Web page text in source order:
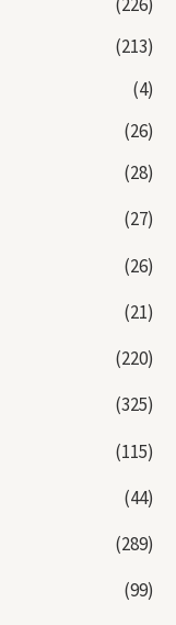
(213)
(4)
(26)
(28)
(27)
(26)
(21)
(220)
(325)
(115)
(44)
(289)
(99)